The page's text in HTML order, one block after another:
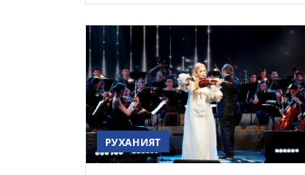
өткізіп, оларды 1 752 940 а...
РУХАНИЯТ